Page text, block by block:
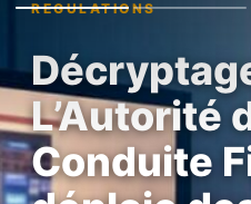
REGULATIONS
L’Autorité
Conduite